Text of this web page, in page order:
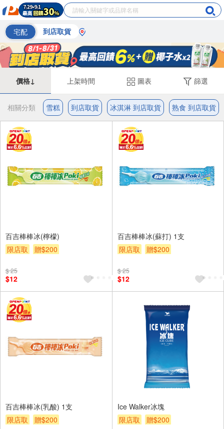
宅配 到店取貨
價格↓ 上架時間 圖表 篩選
相關分類 雪糕 到店取貨 冰淇淋 到店取貨 熟食 到店取貨
百吉棒棒冰(檸檬)
限店取
贈$200
$ 25
$12
百吉棒棒冰(蘇打) 1支
限店取
贈$200
$ 25
$12
百吉棒棒冰(乳酸) 1支
限店取
贈$200
Ice Walker冰塊
限店取
贈$200